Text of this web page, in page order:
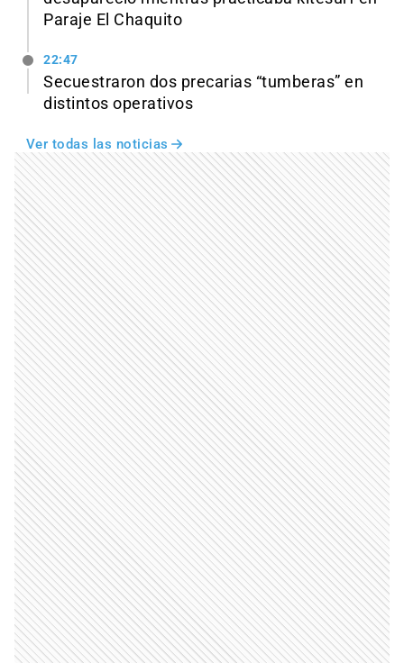
Paraje El Chaquito
22:47
Secuestraron dos precarias “tumberas” en
distintos operativos
Ver todas las noticias